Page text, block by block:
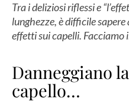
Tra i deliziosi riflessi e
lunghezze, è difficile
effetti sui capelli. Facciamo
Danneggiano
capello…